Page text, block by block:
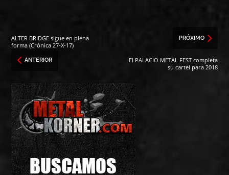
ALTER BRIDGE sigue en plena
forma (Crónica 27-X-17)
ANTERIOR
PRÓXIMO
El PALACIO METAL FEST completa
su cartel para 2018